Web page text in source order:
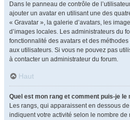
Dans le panneau de contrôle de
ajouter un avatar en utilisant une des
« Gravatar », la galerie d’avatars, les
d’images locales. Les administrateurs du
fonctionnalité des avatars et des
aux utilisateurs. Si vous ne pouvez pas
à contacter un administrateur du forum.
Haut
Quel est mon rang et comment puis-je le
Les rangs, qui apparaissent en dessous
indiquent votre activité selon le nombre